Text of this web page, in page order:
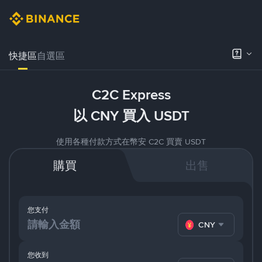
快捷區自選區
C2C Express
以 CNY 買入 USDT
使用各種付款方式在幣安 C2C 買賣 USDT
購買 出售
您支付
CNY
您收到